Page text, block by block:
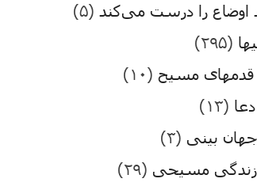
اوضاع را درست می‌کند (۵)
(۲۹۵)
قدمهای مسیح (۱۰)
(۱۳)
جهان بینی (۳)
زندگی مسیحی (۲۹)